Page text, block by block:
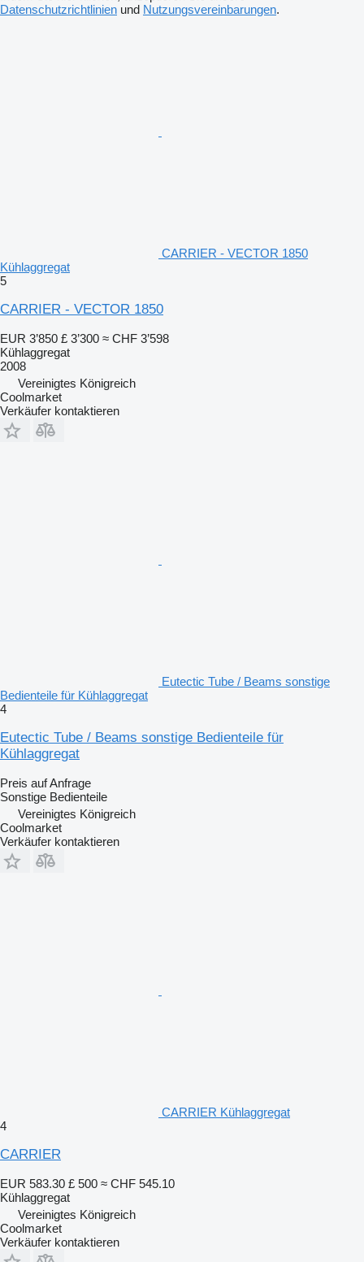
Datenschutzrichtlinien und Nutzungsvereinbarungen.
CARRIER - VECTOR 1850
Kühlaggregat
5
CARRIER - VECTOR 1850
EUR 3’850 £ 3’300 ≈ CHF 3’598
Kühlaggregat
2008
Vereinigtes Königreich
Coolmarket
Verkäufer kontaktieren
Eutectic Tube / Beams sonstige
Bedienteile für Kühlaggregat
4
Eutectic Tube / Beams sonstige Bedienteile für
Kühlaggregat
Preis auf Anfrage
Sonstige Bedienteile
Vereinigtes Königreich
Coolmarket
Verkäufer kontaktieren
CARRIER Kühlaggregat
4
CARRIER
EUR 583.30 £ 500 ≈ CHF 545.10
Kühlaggregat
Vereinigtes Königreich
Coolmarket
Verkäufer kontaktieren